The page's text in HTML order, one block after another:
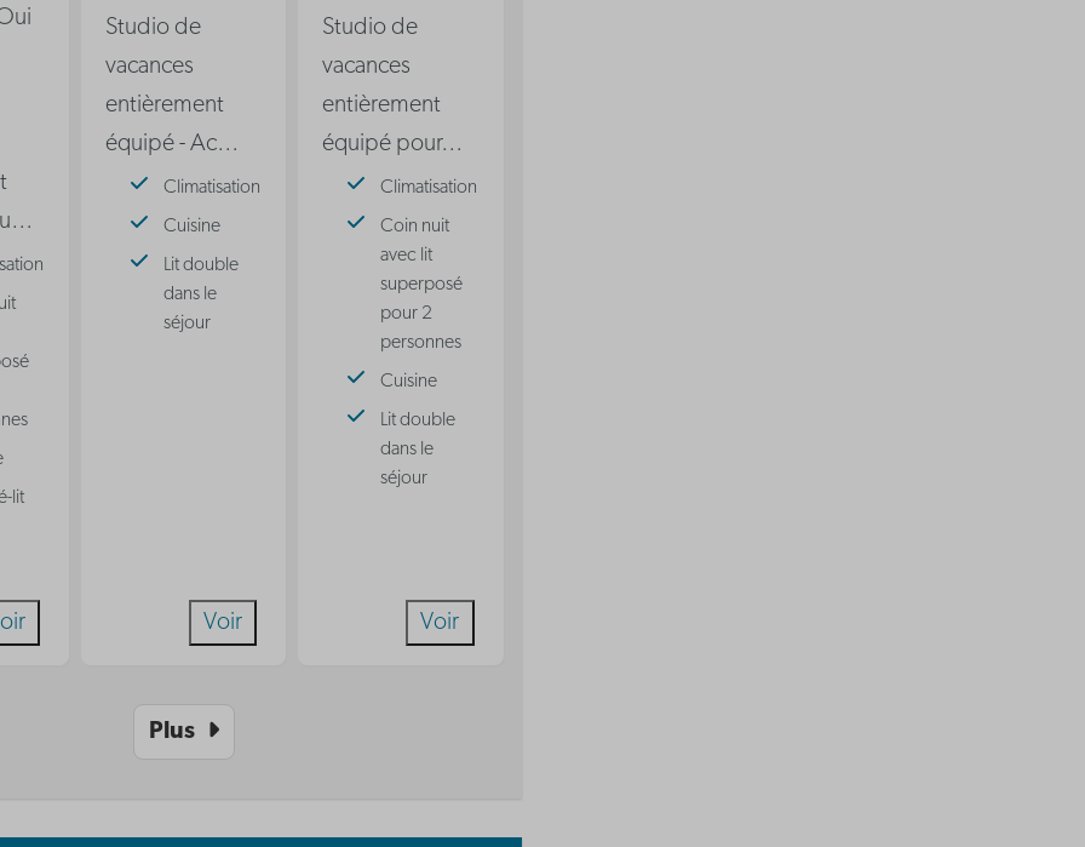
…
lit
Studio de
vacances
entièrement
équipé - Ac…
Climatisation
Cuisine
Lit double
dans le
séjour
Voir
Studio de
vacances
entièrement
équipé pour…
Climatisation
Coin nuit
avec lit
superposé
pour 2
personnes
Cuisine
Lit double
dans le
séjour
Voir
Plus